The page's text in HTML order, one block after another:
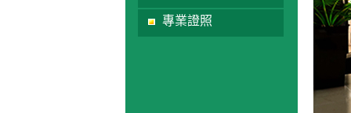
專業證照